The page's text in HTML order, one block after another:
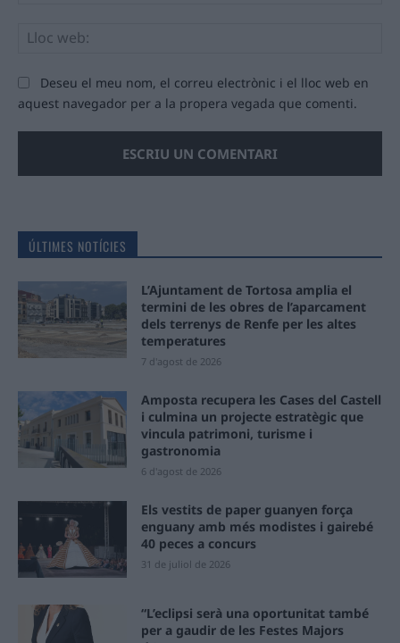
Deseu el meu nom, el correu electrònic i el lloc web en
aquest navegador per a la propera vegada que comenti.
ÚLTIMES NOTÍCIES
L’Ajuntament de Tortosa amplia el
termini de les obres de l’aparcament
dels terrenys de Renfe per les altes
temperatures
7 d'agost de 2026
Amposta recupera les Cases del Castell
i culmina un projecte estratègic que
vincula patrimoni, turisme i
gastronomia
6 d'agost de 2026
Els vestits de paper guanyen força
enguany amb més modistes i gairebé
40 peces a concurs
31 de juliol de 2026
“L’eclipsi serà una oportunitat també
per a gaudir de les Festes Majors